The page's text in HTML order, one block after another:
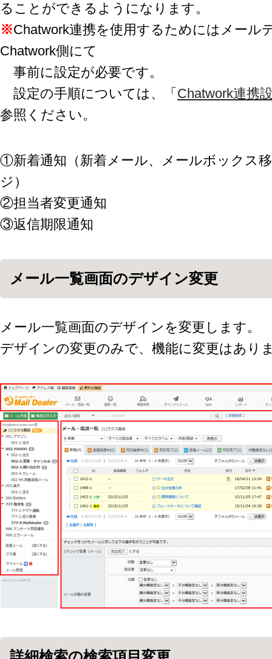
ることができるようになります。
※Chatwork連携を使用するためにはメール
Chatwork側にて
事前に設定が必要です。
設定の手順については、「 Chatwork連携
参照ください。
①新着通知（新着メール、メールボックス
ジ）
②担当者変更通知
③返信期限通知
メール一覧画面のデザイン変更
メール一覧画面のデザインを変更します。
デザインの変更のみで、機能に変更はあり